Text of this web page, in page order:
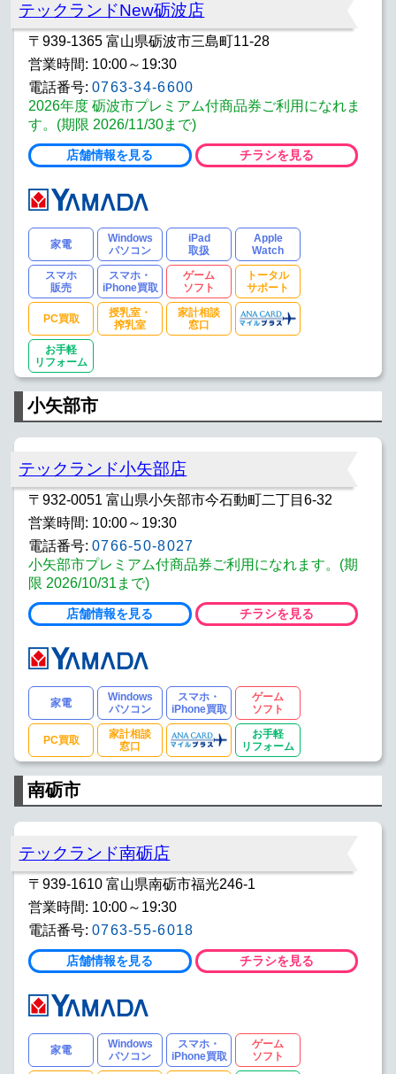
テックランドNew砺波店
〒939-1365 富山県砺波市三島町11-28
営業時間: 10:00～19:30
電話番号: 0763-34-6600
2026年度 砺波市プレミアム付商品券ご利用になれま
す。(期限 2026/11/30まで)
店舗情報を見る チラシを見る
家電
Windows
パソコン
iPad
取扱
Apple
Watch
スマホ
販売
スマホ・
iPhone買取
ゲーム
ソフト
トータル
サポート
PC買取
授乳室・
搾乳室
家計相談
窓口
お手軽
リフォーム
小矢部市
テックランド小矢部店
〒932-0051 富山県小矢部市今石動町二丁目6-32
営業時間: 10:00～19:30
電話番号: 0766-50-8027
小矢部市プレミアム付商品券ご利用になれます。(期
限 2026/10/31まで)
店舗情報を見る チラシを見る
家電
Windows
パソコン
スマホ・
iPhone買取
ゲーム
ソフト
PC買取
家計相談
窓口
お手軽
リフォーム
南砺市
テックランド南砺店
〒939-1610 富山県南砺市福光246-1
営業時間: 10:00～19:30
電話番号: 0763-55-6018
店舗情報を見る チラシを見る
家電
Windows
パソコン
スマホ・
iPhone買取
ゲーム
ソフト